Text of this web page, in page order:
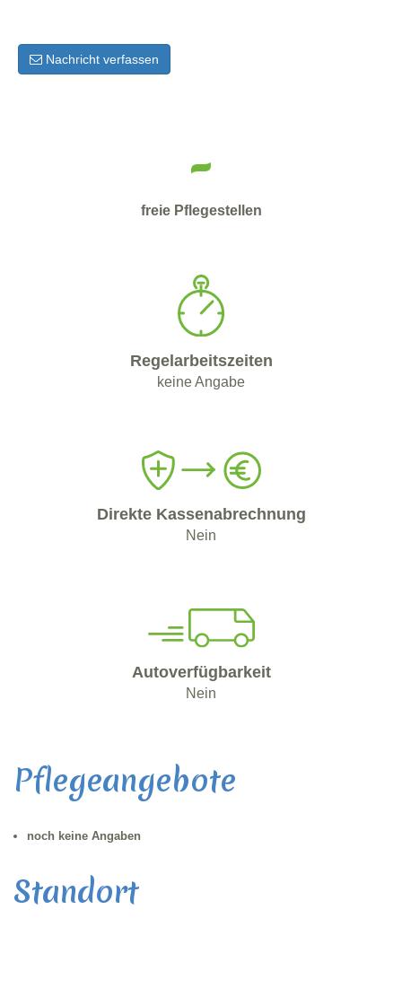
Nachricht verfassen
-
freie Pflegestellen
Regelarbeitszeiten
keine Angabe
Direkte Kassenabrechnung
Nein
Autoverfügbarkeit
Nein
Pflegeangebote
noch keine Angaben
Standort